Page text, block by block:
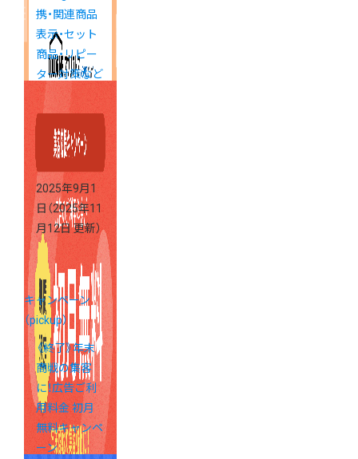
携・関連商品
表示・セット
商品・リピー
ター対策など
人気のアプリ
キャンペーン
2025年9月1
日 （2025年11
月12日 更新）
キャンペーン
（pickup）
《終了》年末
商戦の集客
に！広告ご利
用料金 初月
無料キャンペ
ーン